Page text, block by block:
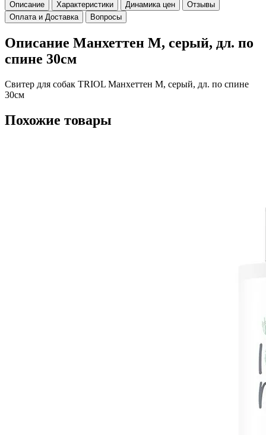
Описание Характеристики Динамика цен
Отзывы
Оплата и Доставка
Вопросы
Описание Манхеттен М, серый, дл. по
спине 30см
Свитер для собак TRIOL Манхеттен М, серый, дл. по спине
30см
Похожие товары